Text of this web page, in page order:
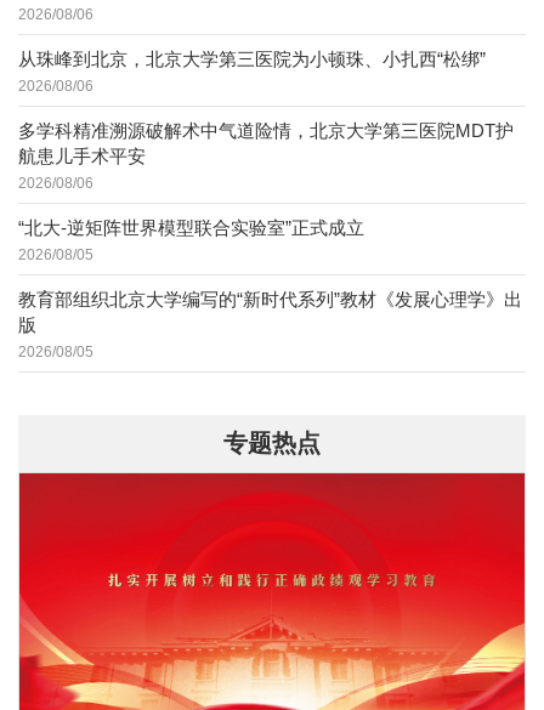
2026/08/06
从珠峰到北京，北京大学第三医院为小顿珠、小扎西“松绑”
2026/08/06
多学科精准溯源破解术中气道险情，北京大学第三医院MDT护
航患儿手术平安
2026/08/06
“北大-逆矩阵世界模型联合实验室”正式成立
2026/08/05
教育部组织北京大学编写的“新时代系列”教材《发展心理学》出
版
2026/08/05
专题热点